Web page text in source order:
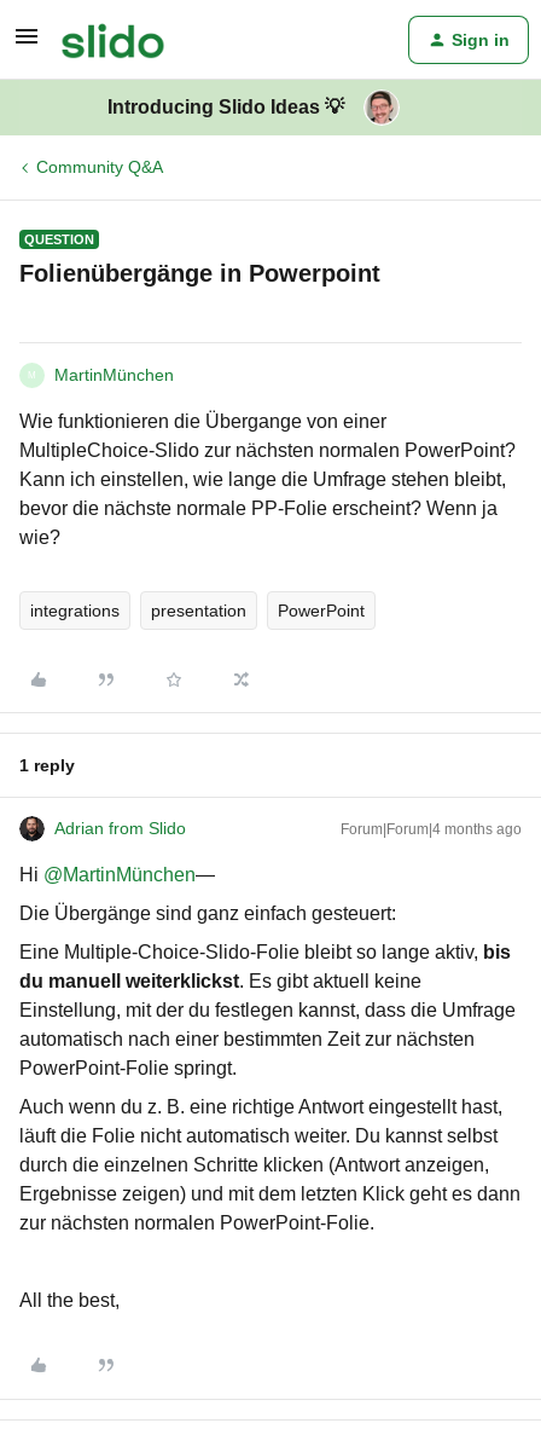
Sign in
Introducing Slido Ideas 💡
Community Q&A
QUESTION
Folienübergänge in Powerpoint
M MartinMünchen
Wie funktionieren die Übergange von einer
MultipleChoice-Slido zur nächsten normalen PowerPoint?
Kann ich einstellen, wie lange die Umfrage stehen bleibt,
bevor die nächste normale PP-Folie erscheint? Wenn ja
wie?
integrations presentation PowerPoint
1 reply
Adrian from Slido Forum|Forum|4 months ago
Hi ​ @MartinMünchen—
Die Übergänge sind ganz einfach gesteuert:
Eine Multiple-Choice-Slido-Folie bleibt so lange aktiv, bis
du manuell weiterklickst. Es gibt aktuell keine
Einstellung, mit der du festlegen kannst, dass die Umfrage
automatisch nach einer bestimmten Zeit zur nächsten
PowerPoint-Folie springt.
Auch wenn du z. B. eine richtige Antwort eingestellt hast,
läuft die Folie nicht automatisch weiter. Du kannst selbst
durch die einzelnen Schritte klicken (Antwort anzeigen,
Ergebnisse zeigen) und mit dem letzten Klick geht es dann
zur nächsten normalen PowerPoint-Folie.
All the best,